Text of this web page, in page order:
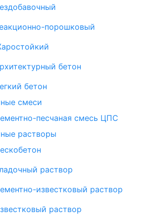
порошковый
бетон
бетон
смеси
песчаная смесь ЦПС
растворы
раствор
известковый раствор
раствор